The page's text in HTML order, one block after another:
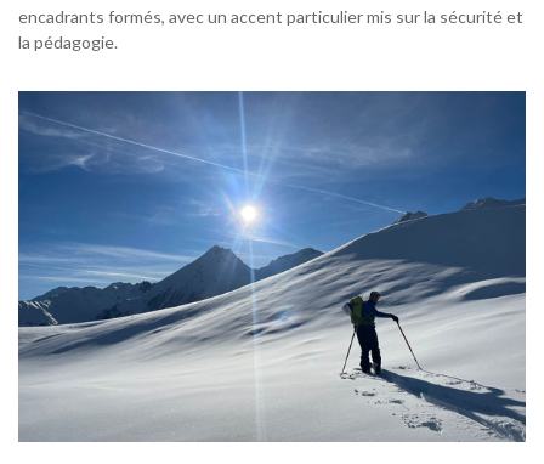
encadrants formés, avec un accent particulier mis sur la sécurité et
la pédagogie.